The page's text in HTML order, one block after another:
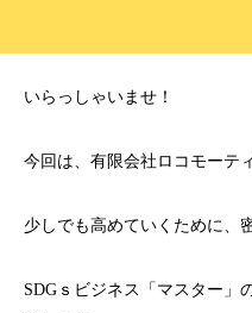
いらっしゃいませ！
今回は、有限会社ロコモーテ
少しでも高めていくために、
SDGｓビジネス「マスター」